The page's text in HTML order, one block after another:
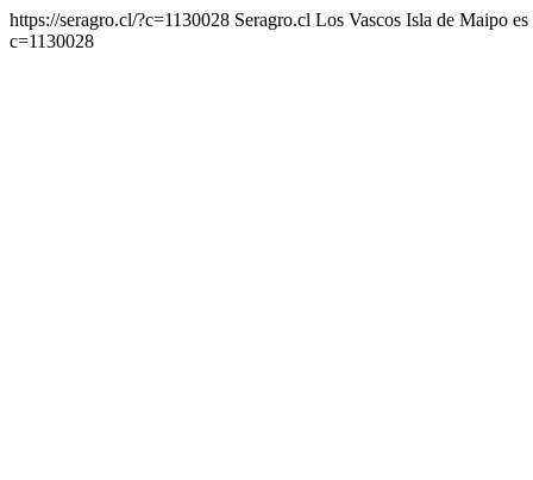
https://seragro.cl/?c=1130028 Seragro.cl Los Vascos Isla de Maipo es
c=1130028